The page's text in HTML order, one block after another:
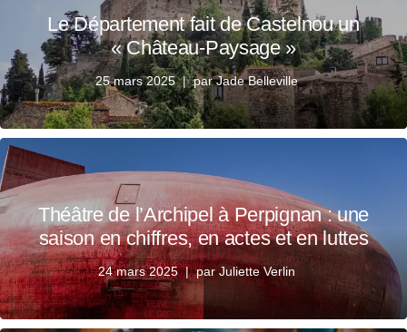
Le Département fait de Castelnou un
« Château-Paysage »
25 mars 2025 parJade Belleville
Théâtre de l’Archipel à Perpignan : une
saison en chiffres, en actes et en luttes
24 mars 2025 par Juliette Verlin